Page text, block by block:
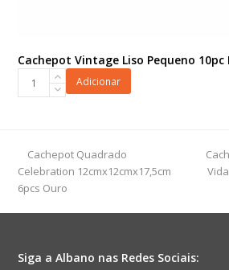
Cachepot Vintage Liso Pequeno 10pc
Cachepot
Lilás
quantidade
Adicionar
previous
post:
Cachepot Quadrado
Celebration 12cmx12cmx17,5cm
6pcs Ouro
Siga a Albano nas Redes Sociais: